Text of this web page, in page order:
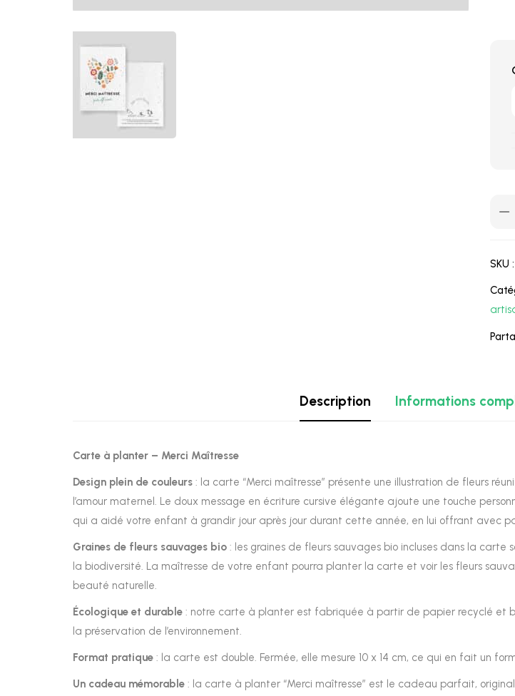
SKU :
Description Informations
Carte à planter – Merci Maîtresse
Design plein de couleurs : la carte “Merci maîtresse” présente une illustration de fleurs
l’amour maternel. Le doux message en écriture cursive élégante ajoute une touche
qui a aidé votre enfant à grandir jour après jour durant cette année, en lui offrant avec
Graines de fleurs sauvages bio : les graines de fleurs sauvages bio incluses dans la
la biodiversité. La maîtresse de votre enfant pourra planter la carte et voir les fleurs
beauté naturelle.
Écologique et durable : notre carte à planter est fabriquée à partir de papier recyclé et
la préservation de l’environnement.
Format pratique : la carte est double. Fermée, elle mesure 10 x 14 cm, ce qui en fait un
Un cadeau mémorable : la carte à planter “Merci maîtresse” est le cadeau parfait,